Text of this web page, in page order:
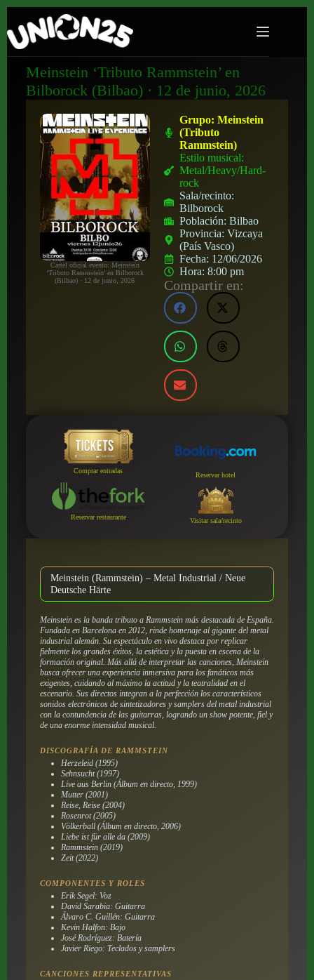
Meinstein ‘Tributo Rammstein’ en
Bilborock (Bilbao) · 12 de junio, 2026
Cartel oficial evento: Meinstein
‘Tributo Rammstein’ en Bilborock
(Bilbao) · 12 de junio, 2026
Grupo:Meinstein
(Tributo
Rammstein)
Estilo musical:
Metal/Heavy/Hard-
rock
Sala/recinto:
Bilborock
Población:Bilbao
Provincia:Vizcaya
(País Vasco)
Fecha: 12/06/2026
Hora:8:00 pm
Compartir en:
Comprar entradas
Reservar hotel
Reservar restaurante Visitar sala/recinto
Meinstein (Rammstein) – Metal Industrial / Neue
Deutsche Härte
Meinstein es la banda tributo a Rammstein más destacada de España.
Fundada en Barcelona en 2012, rinde homenaje al gigante del metal
industrial alemán. Su espectáculo en vivo destaca por replicar
fielmente los grandes éxitos, la estética y la puesta en escena de la
formación original. Más allá de interpretar las canciones, Meinstein
busca ofrecer una experiencia inmersiva para los fanáticos más
exigentes, cuidando al máximo la actitud y la teatralidad en el
escenario. Sus directos integran a la perfección los característicos
sonidos electrónicos de sintetizadores y samplers del metal industrial
con la contundencia de las guitarras, logrando un show potente, fiel y
de una enorme intensidad musical.
DISCOGRAFÍA DE RAMMSTEIN
Herzeleid (1995)
Sehnsucht (1997)
Live aus Berlin (Álbum en directo, 1999)
Mutter (2001)
Reise, Reise (2004)
Rosenrot (2005)
Völkerball (Álbum en directo, 2006)
Liebe ist für alle da (2009)
Rammstein (2019)
Zeit (2022)
COMPONENTES Y ROLES
Erik Segel: Voz
David Sarabia: Guitarra
Álvaro C. Guillén: Guitarra
Kevin Halfon: Bajo
José Rodríguez: Batería
Javier Riego: Teclados y samplers
CANCIONES REPRESENTATIVAS